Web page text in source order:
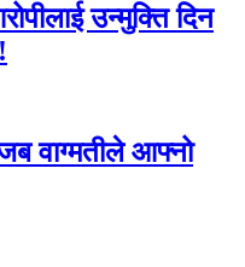
उन्मुक्ति दिन
वाग्मतीले आफ्नो